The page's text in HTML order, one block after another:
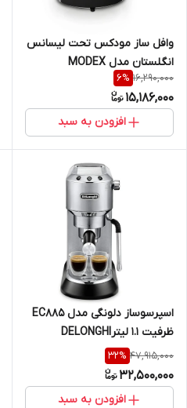
وافل ساز مودکس تحت لیسانس
انگلستان مدل MODEX
WM5480
16,290,000
6%
15,186,000
افزودن به سبد
اسپرسوساز دلونگی مدل EC885
ظرفیت ۱.۱ لیترDELONGHI
47,915,000
32%
32,500,000
افزودن به سبد